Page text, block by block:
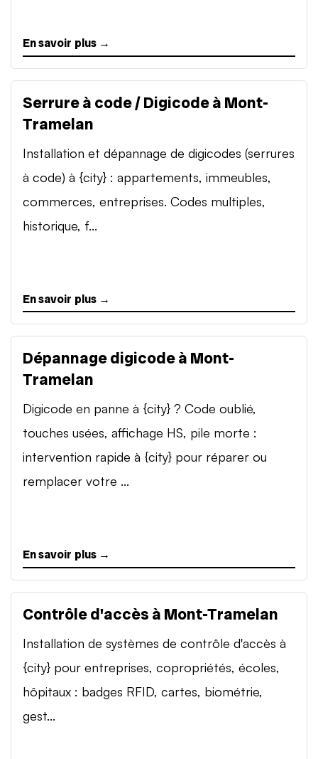
En savoir plus →
Serrure à code / Digicode à Mont-
Tramelan
Installation et dépannage de digicodes (serrures
à code) à {city} : appartements, immeubles,
commerces, entreprises. Codes multiples,
historique, f...
En savoir plus →
Dépannage digicode à Mont-
Tramelan
Digicode en panne à {city} ? Code oublié,
touches usées, affichage HS, pile morte :
intervention rapide à {city} pour réparer ou
remplacer votre ...
En savoir plus →
Contrôle d'accès à Mont-Tramelan
Installation de systèmes de contrôle d'accès à
{city} pour entreprises, copropriétés, écoles,
hôpitaux : badges RFID, cartes, biométrie,
gest...